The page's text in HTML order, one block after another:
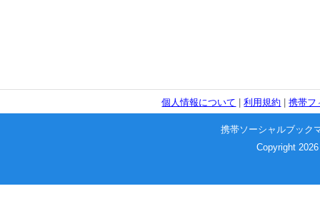
個人情報について |利用規約 |携帯フ
携帯ソーシャルブック
Copyright